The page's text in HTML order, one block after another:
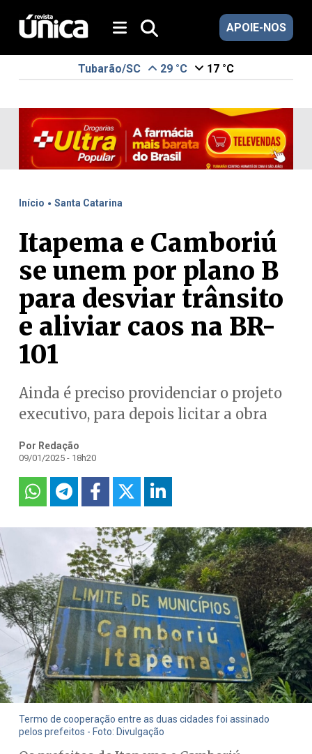
APOIE-NOS
Tubarão/SC 29 °C 17 °C
Início . Santa Catarina
Itapema e Camboriú
se unem por plano B
para desviar trânsito
e aliviar caos na BR-
101
Ainda é preciso providenciar o projeto
executivo, para depois licitar a obra
Por Redação
09/01/2025 - 18h20
Termo de cooperação entre as duas cidades foi assinado
pelos prefeitos - Foto: Divulgação